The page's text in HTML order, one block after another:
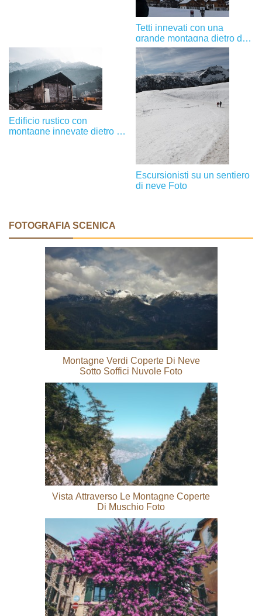
Tetti innevati con una
grande montagna dietro di
loro Foto
Edificio rustico con
montagne innevate dietro di
Escursionisti su un sentiero
di neve Foto
FOTOGRAFIA SCENICA
Montagne Verdi Coperte Di Neve
Sotto Soffici Nuvole Foto
Vista Attraverso Le Montagne Coperte
Di Muschio Foto